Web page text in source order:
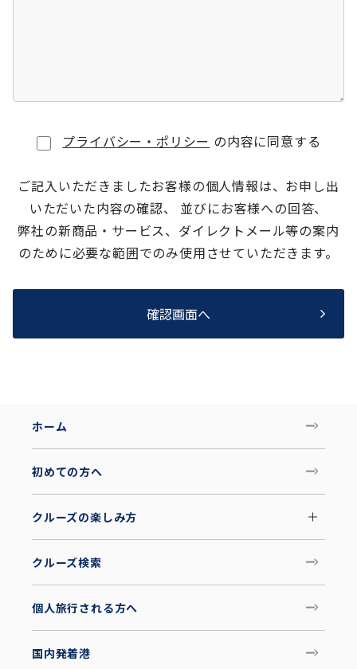
プライバシー・ポリシー の内容に同意する
ご記入いただきましたお客様の個人情報は、お申し出
いただいた内容の確認、 並びにお客様への回答、
弊社の新商品・サービス、ダイレクトメール等の案内
のために必要な範囲でのみ使用させていただきます。
確認画面へ
ホーム
初めての方へ
クルーズの楽しみ方
クルーズ検索
個人旅行される方へ
国内発着港